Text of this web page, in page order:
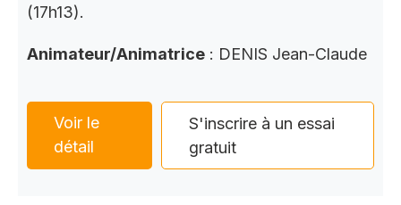
(17h13).
Animateur/Animatrice : DENIS Jean-Claude
Voir le
détail
S'inscrire à un essai
gratuit